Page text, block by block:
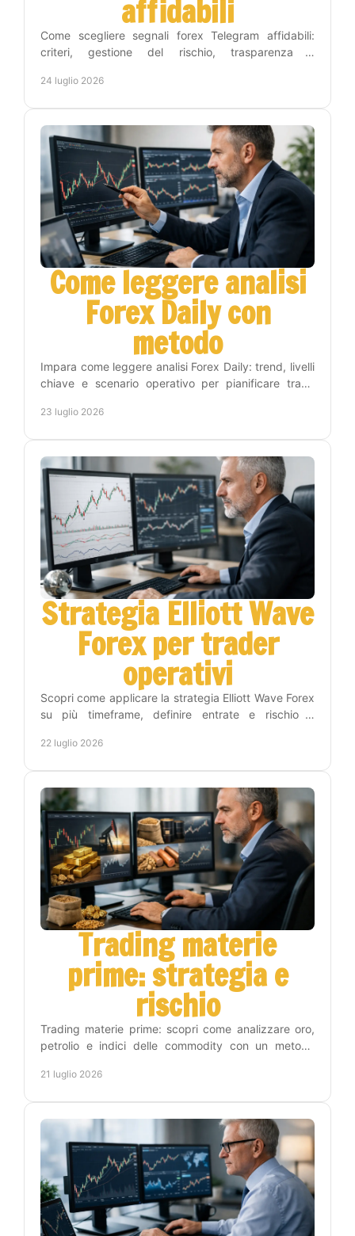
affidabili
Come scegliere segnali forex Telegram affidabili:
criteri, gestione del rischio, trasparenza e
ogni giorno.
24 luglio 2026
Come leggere analisi
Forex Daily con
metodo
Impara come leggere analisi Forex Daily: trend, livelli
chiave e scenario operativo per pianificare trade
23 luglio 2026
Strategia Elliott Wave
Forex per trader
operativi
Scopri come applicare la strategia Elliott Wave Forex
su più timeframe, definire entrate e rischio e
22 luglio 2026
Trading materie
prime: strategia e
rischio
Trading materie prime: scopri come analizzare oro,
petrolio e indici delle commodity con un metodo
21 luglio 2026